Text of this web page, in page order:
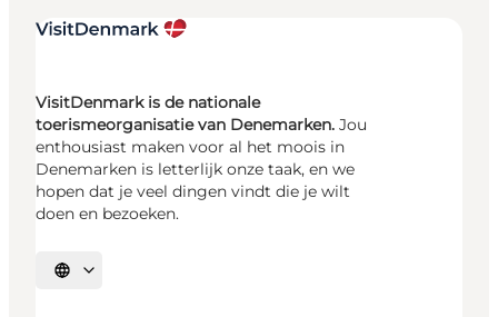
VisitDenmark is de nationale
toerismeorganisatie van Denemarken. Jou
enthousiast maken voor al het moois in
Denemarken is letterlijk onze taak, en we
hopen dat je veel dingen vindt die je wilt
doen en bezoeken.
Selecteer taal